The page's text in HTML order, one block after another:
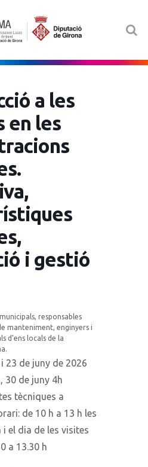
a les
en les
i gestió
responsables
manteniment, enginyers i
d’ens locals de la
23 de juny de 2026
30 de juny 4h
tècniques a
de 10 h a 13 h les
i el dia de les visites
a 13.30 h